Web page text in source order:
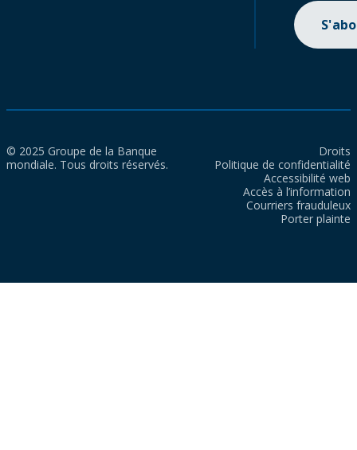
© 2025 Groupe de la Banque
mondiale. Tous droits réservés.
Droits
Politique de confidentialité
Accessibilité web
Accès à l’information
Courriers frauduleux
Porter plainte